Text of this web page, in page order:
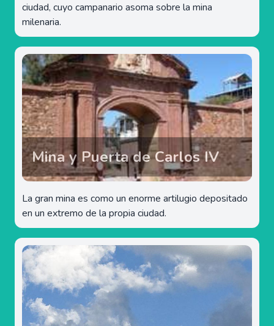
ciudad, cuyo campanario asoma sobre la mina
milenaria.
Mina y Puerta de Carlos IV
La gran mina es como un enorme artilugio depositado
en un extremo de la propia ciudad.